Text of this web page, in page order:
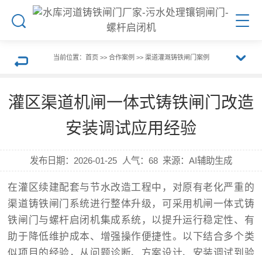
搜
菜
上
一
页
当前位置： 首页>> 合作案例 >> 渠道灌溉铸铁闸门案例
开
目
导
航
灌区渠道机闸一体式铸铁闸门改造
安装调试应用经验
发布日期： 2026-01-25 人气： 68 来源：AI辅助生成
在灌区续建配套与节水改造工程中，对原有老化严重的
渠道铸铁闸门系统进行整体升级，可采用机闸一体式铸
铁闸门与螺杆启闭机集成系统，以提升运行稳定性、有
助于降低维护成本、增强操作便捷性。以下结合多个类